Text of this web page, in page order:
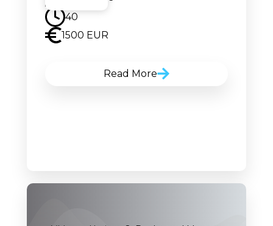
40
1500 EUR
Read More